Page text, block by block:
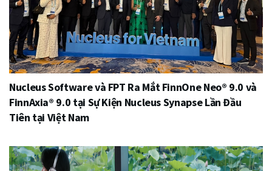
Nucleus Software và FPT Ra Mắt FinnOne Neo® 9.0 và
FinnAxia® 9.0 tại Sự Kiện Nucleus Synapse Lần Đầu
Tiên tại Việt Nam